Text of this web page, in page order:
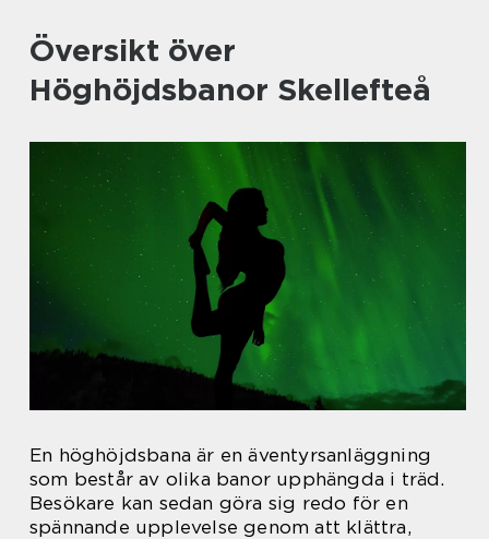
Översikt över
Höghöjdsbanor Skellefteå
En höghöjdsbana är en äventyrsanläggning
som består av olika banor upphängda i träd.
Besökare kan sedan göra sig redo för en
spännande upplevelse genom att klättra,